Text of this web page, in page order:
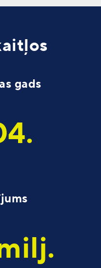
gads